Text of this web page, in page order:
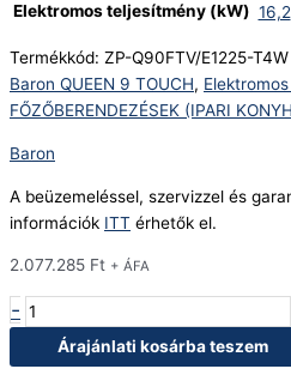
Elektromos teljesítmény (kW) 16,2
Termékkód: ZP-Q90FTV/E1225-T4W
Baron QUEEN 9 TOUCH,
FŐZŐBERENDEZÉSEK (IPARI
Baron
A beüzemeléssel, szervizzel és
információk ITT érhetők el.
2.077.285 Ft + ÁFA
-
Árajánlati kosárba teszem